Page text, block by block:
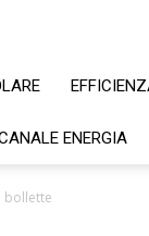
ENERGIA
bollette